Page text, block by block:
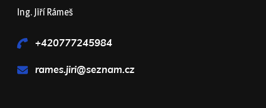
Ing. Jiří Rámeš
+420777245984
rames.jiri@seznam.cz